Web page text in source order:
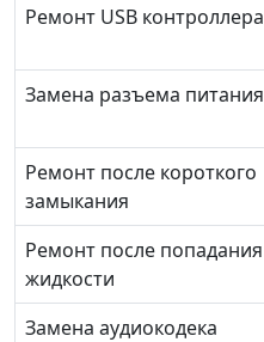
Ремонт USB контроллера
Замена разъема питания
Ремонт после короткого
замыкания
Ремонт после попадания
жидкости
Замена аудиокодека